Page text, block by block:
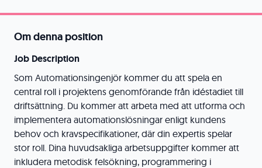
Om denna position
Job Description
Som Automationsingenjör kommer du att spela en
central roll i projektens genomförande från idéstadiet till
driftsättning. Du kommer att arbeta med att utforma och
implementera automationslösningar enligt kundens
behov och kravspecifikationer, där din expertis spelar
stor roll. Dina huvudsakliga arbetsuppgifter kommer att
inkludera metodisk felsökning, programmering i